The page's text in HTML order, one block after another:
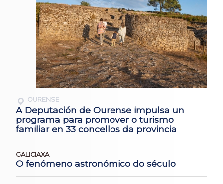
OURENSE
A Deputación de Ourense impulsa un
programa para promover o turismo
familiar en 33 concellos da provincia
GALICIAXA
O fenómeno astronómico do século